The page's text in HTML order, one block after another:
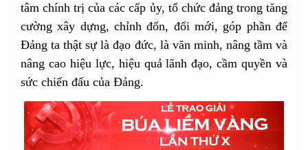
tâm chính trị của các cấp ủy, tổ chức đảng trong tăng
cường xây dựng, chỉnh đốn, đổi mới, góp phần để
Đảng ta thật sự là đạo đức, là văn minh, nâng tầm và
nâng cao hiệu lực, hiệu quả lãnh đạo, cầm quyền và
sức chiến đấu của Đảng.